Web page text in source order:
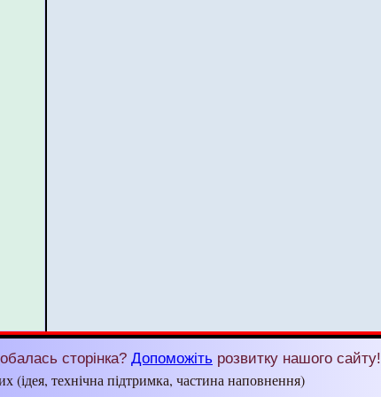
сторінка? Допоможіть розвитку нашого сайту!
технічна підтримка, частина наповнення)